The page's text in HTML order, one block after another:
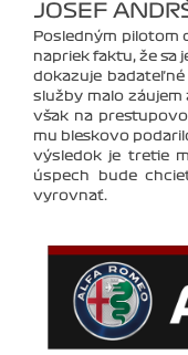
JOSEF
Posledným pilotom
napriek faktu, že sa
dokazuje
služby malo záujem
však na
mu bleskovo
výsledok je tretie
úspech bude
vyrovnať.